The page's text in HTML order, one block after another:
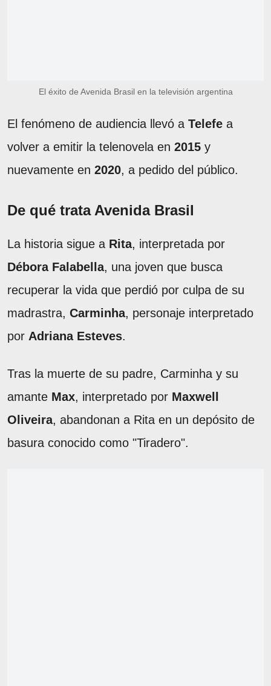
El éxito de Avenida Brasil en la televisión argentina
El fenómeno de audiencia llevó a Telefe a
volver a emitir la telenovela en 2015 y
nuevamente en 2020, a pedido del público.
De qué trata Avenida Brasil
La historia sigue a Rita, interpretada por
Débora Falabella, una joven que busca
recuperar la vida que perdió por culpa de su
madrastra, Carminha, personaje interpretado
por Adriana Esteves.
Tras la muerte de su padre, Carminha y su
amante Max, interpretado por Maxwell
Oliveira, abandonan a Rita en un depósito de
basura conocido como "Tiradero".